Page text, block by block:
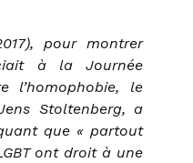
pour montrer
à la Journée
l’homophobie, le
Stoltenberg, a
que « partout
ont droit à une